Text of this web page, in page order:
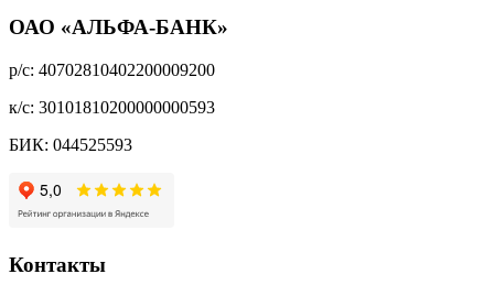
ОАО «АЛЬФА-БАНК»
р/с: 40702810402200009200
к/с: 30101810200000000593
БИК: 044525593
Контакты